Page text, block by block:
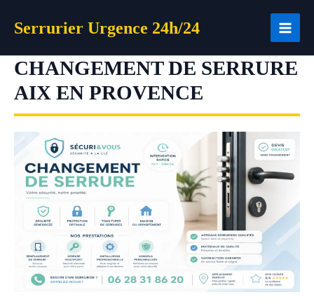
Serrurier Urgence 24h/24
CHANGEMENT DE SERRURE
AIX EN PROVENCE